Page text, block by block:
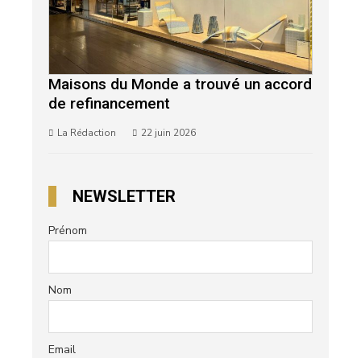
Maisons du Monde a trouvé un accord
de refinancement
La Rédaction 22 juin 2026
NEWSLETTER
Prénom
Nom
Email